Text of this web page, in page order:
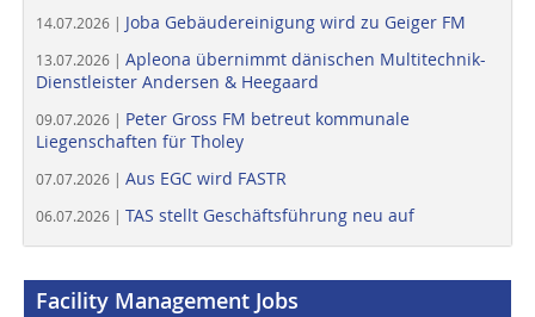
14.07.2026 | Joba Gebäudereinigung wird zu Geiger FM
13.07.2026 | Apleona übernimmt dänischen Multitechnik-
Dienstleister Andersen & Heegaard
09.07.2026 | Peter Gross FM betreut kommunale
Liegenschaften für Tholey
07.07.2026 | Aus EGC wird FASTR
06.07.2026 | TAS stellt Geschäftsführung neu auf
Facility Management Jobs